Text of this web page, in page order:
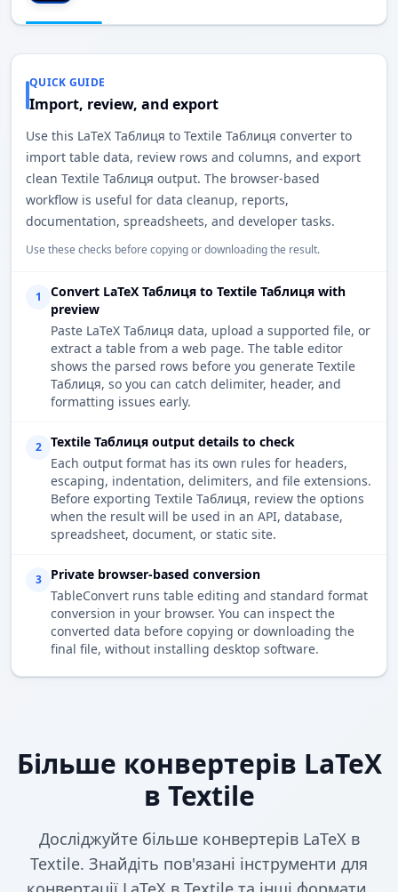
QUICK GUIDE
Import, review, and export
Use this LaTeX Таблиця to Textile Таблиця converter to
import table data, review rows and columns, and export
clean Textile Таблиця output. The browser-based
workflow is useful for data cleanup, reports,
documentation, spreadsheets, and developer tasks.
Use these checks before copying or downloading the result.
1
Convert LaTeX Таблиця to Textile Таблиця with
preview
Paste LaTeX Таблиця data, upload a supported file, or
extract a table from a web page. The table editor
shows the parsed rows before you generate Textile
Таблиця, so you can catch delimiter, header, and
formatting issues early.
2
Textile Таблиця output details to check
Each output format has its own rules for headers,
escaping, indentation, delimiters, and file extensions.
Before exporting Textile Таблиця, review the options
when the result will be used in an API, database,
spreadsheet, document, or static site.
3
Private browser-based conversion
TableConvert runs table editing and standard format
conversion in your browser. You can inspect the
converted data before copying or downloading the
final file, without installing desktop software.
Більше конвертерів LaTeX
в Textile
Досліджуйте більше конвертерів LaTeX в
Textile. Знайдіть пов'язані інструменти для